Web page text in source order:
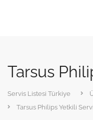
Tarsus
Servis Listesi Türkiye
Tarsus Philips Yetkili